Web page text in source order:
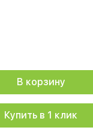
В корзину
Купить в 1 клик